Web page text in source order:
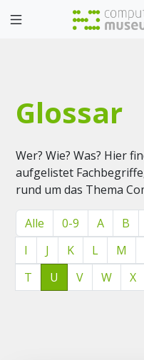
Glossar
Wer? Wie? Was? Hier
aufgelistet
rund um das Thema
Alle 0-9 A B
I
J K L M
T
U V W X